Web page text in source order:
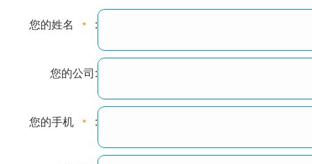
您的姓名 :
您的公司:
您的手机 :